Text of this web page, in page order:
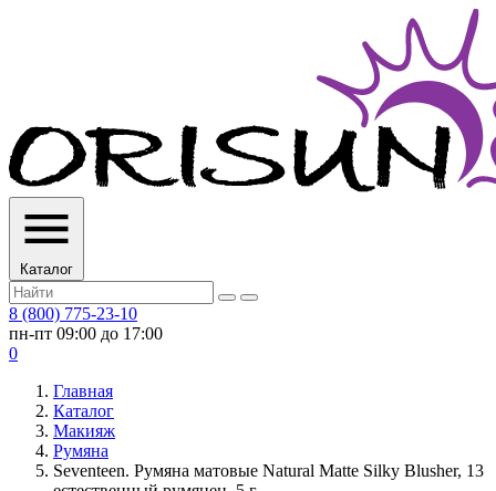
Каталог
8 (800) 775-23-10
пн-пт 09:00 до 17:00
0
Главная
Каталог
Макияж
Румяна
Seventeen. Румяна матовые Natural Matte Silky Blusher, 13